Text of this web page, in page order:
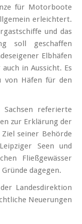
für Motorboote
erleichtert.
und das
soll geschaffen
Elbhäfen
in Aussicht. Es
von Häfen für den
referierte
zur Erklärung der
seiner Behörde
Seen und
Fließgewässer
dagegen.
Landesdirektion
Neuerungen